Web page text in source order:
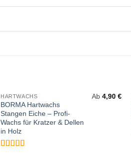
HARTWACHS
BORMA Hartwachs
Stangen Eiche – Profi-
Wachs für Kratzer & Dellen
in Holz
Ab 4,90 €